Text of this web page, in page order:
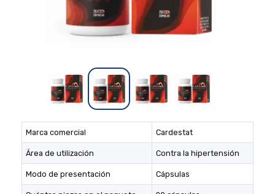
Marca comercial Cardestat
Área de utilización Contra la hipertensión
Modo de presentación Cápsulas